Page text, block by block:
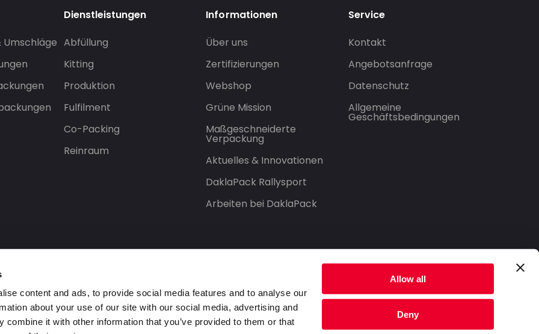
content and ads, to provide social media features and to analyse our
about your use of our site with our social media, advertising and
combine it with other information that you’ve provided to them or that
Allow all
Deny
Dienstleistungen
Abfüllung
Kitting
Produktion
Fulfilment
Co-Packing
Reinraum
Informationen
Über uns
Zertifizierungen
Webshop
Grüne Mission
Maßgeschneiderte
Verpackung
Aktuelles & Innovationen
DaklaPack Rallysport
Arbeiten bei DaklaPack
Service
Kontakt
Angebotsanfrage
Datenschutz
Allgemeine
Geschäftsbedingungen